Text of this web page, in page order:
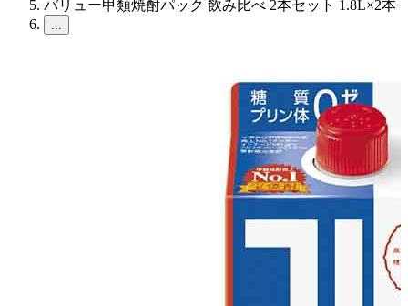
バリュー甲類焼酎パック 飲み比べ 2本セット 1.8L×2本
...